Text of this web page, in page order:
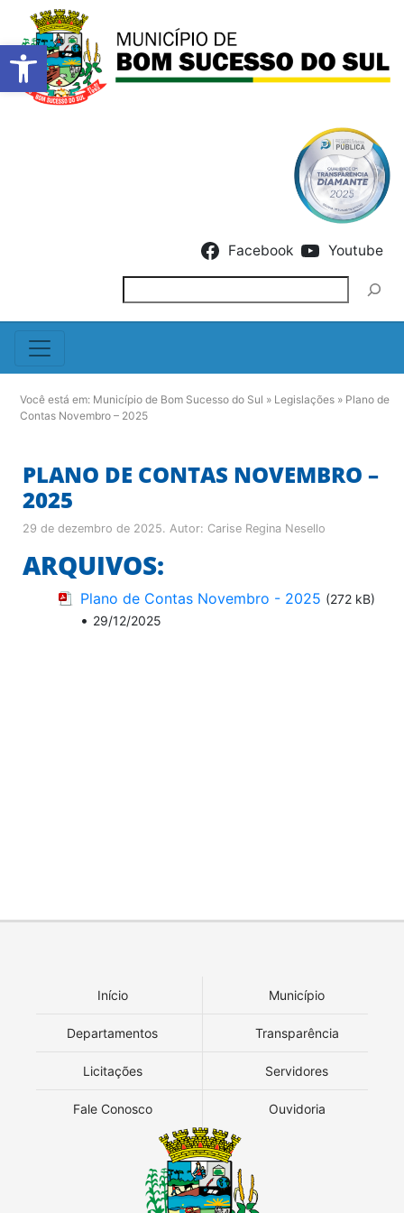
Barra de Ferramentas
Facebook Youtube
Você está em: Município de Bom Sucesso do Sul » Legislações » Plano de
Contas Novembro – 2025
PLANO DE CONTAS NOVEMBRO –
2025
29 de dezembro de 2025. Autor: Carise Regina Nesello
ARQUIVOS:
Plano de Contas Novembro - 2025 (272 kB)
• 29/12/2025
Início Município
Departamentos Transparência
Licitações Servidores
Fale Conosco Ouvidoria